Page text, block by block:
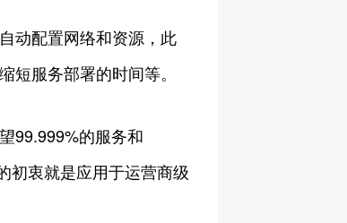
动配置网络和资源，此
服务部署的时间等。
99.999%的服务和
初衷就是应用于运营商级